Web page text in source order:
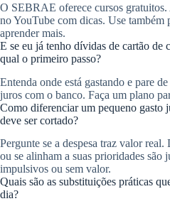
O SEBRAE oferece cursos gratuitos.
no YouTube com dicas. Use também
aprender mais.
E se eu já tenho dívidas de cartão de
qual o primeiro passo?
Entenda onde está gastando e pare
juros com o banco. Faça um plano
Como diferenciar um pequeno gasto
deve ser cortado?
Pergunte se a despesa traz valor
ou se alinham a suas prioridades são
impulsivos ou sem valor.
Quais são as substituições práticas
dia?